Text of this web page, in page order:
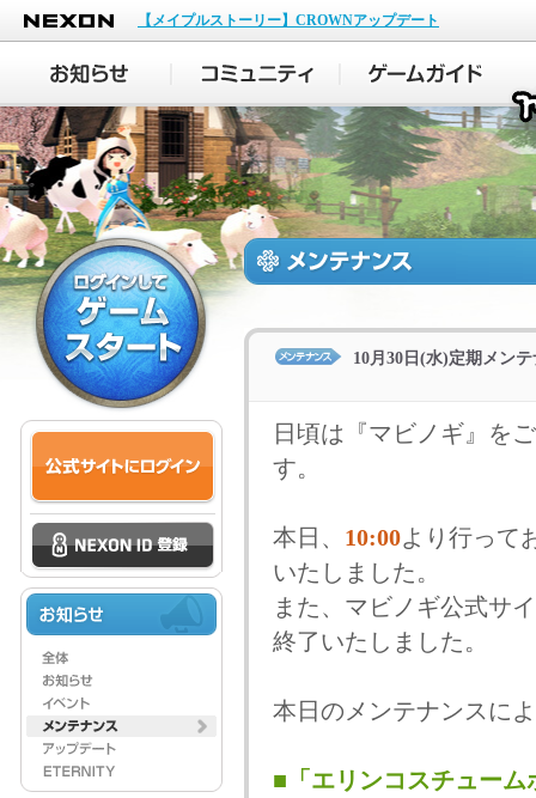
NEXON
【メイプルストーリー】CROWNアップデート
10月30日(水)定期メン
日頃は『マビノギ』を
す。
本日、 10:00より行って
いたしました。
また、マビノギ公式サ
終了いたしました。
本日のメンテナンスに
■「エリンコスチューム